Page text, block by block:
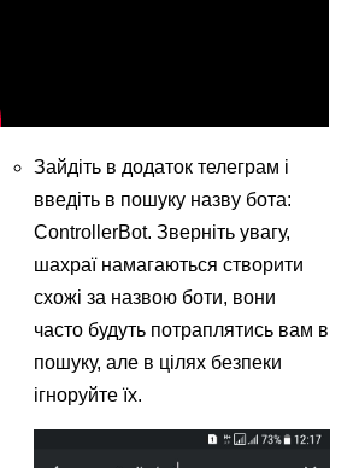
Зайдіть в додаток телеграм і
введіть в пошуку назву бота:
ControllerBot. Зверніть увагу,
шахраї намагаються створити
схожі за назвою боти, вони
часто будуть потраплятись вам в
пошуку, але в цілях безпеки
ігноруйте їх.